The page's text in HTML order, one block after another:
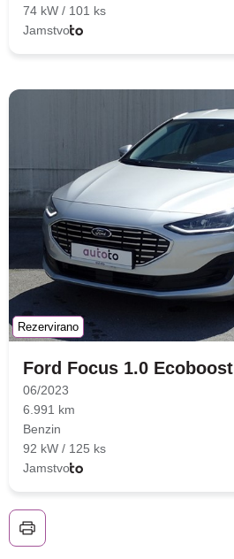
74 kW / 101 ks
Jamstvo
Rezervirano
Ford Focus 1.0 Ecoboost
06/2023
6.991 km
Benzin
92 kW / 125 ks
Jamstvo